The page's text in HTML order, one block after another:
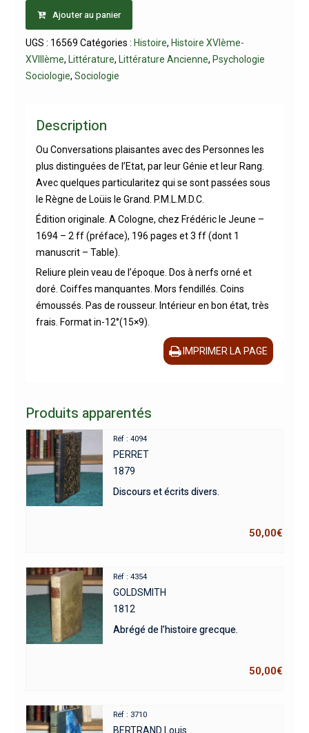
Ajouter au panier
UGS : 16569 Catégories : Histoire, Histoire XVIème-
XVIIIème, Littérature, Littérature Ancienne, Psychologie
Sociologie, Sociologie
Description
Ou Conversations plaisantes avec des Personnes les
plus distinguées de l’Etat, par leur Génie et leur Rang.
Avec quelques particularitez qui se sont passées sous
le Règne de Loüis le Grand. P.M.L.M.D.C.
Édition originale. A Cologne, chez Frédéric le Jeune –
1694 – 2 ff (préface), 196 pages et 3 ff (dont 1
manuscrit – Table).
Reliure plein veau de l’époque. Dos à nerfs orné et
doré. Coiffes manquantes. Mors fendillés. Coins
émoussés. Pas de rousseur. Intérieur en bon état, très
frais. Format in-12°(15×9).
IMPRIMER LA PAGE
Produits apparentés
Réf : 4094
PERRET
1879
Discours et écrits divers.
50,00€
Réf : 4354
GOLDSMITH
1812
Abrégé de l’histoire grecque.
50,00€
Réf : 3710
BERTRAND Louis